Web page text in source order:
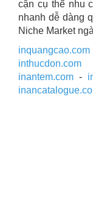
cận cụ thể nhu
nhanh dễ dàng
Niche Market
inquangcao.com
inthucdon.com
inantem.com -